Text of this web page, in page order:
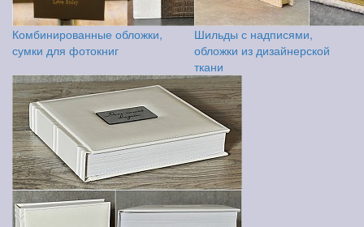
Комбинированные обложки,
сумки для фотокниг
Шильды с надписями,
обложки из дизайнерской
ткани